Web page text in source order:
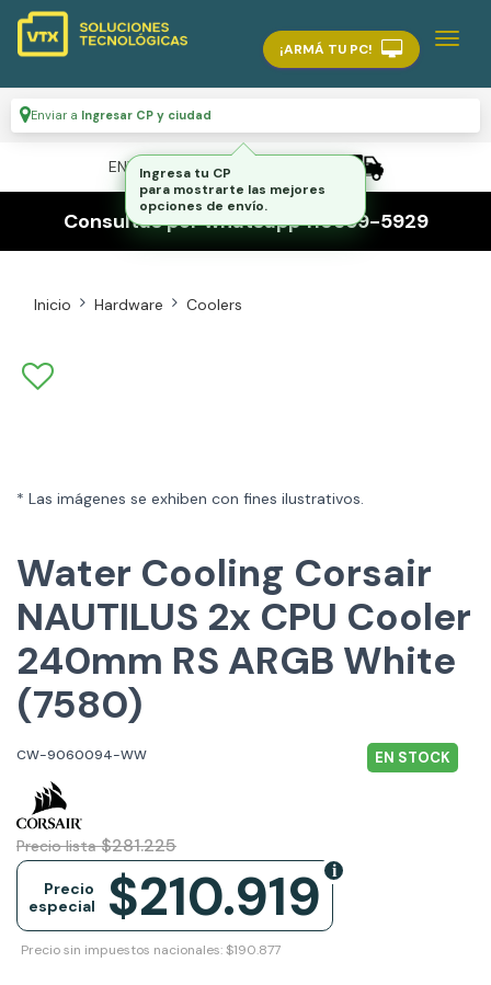
¡ARMÁ TU PC!
Enviar a Ingresar CP y ciudad
ENVÍO GRATIS A TODO EL PAÍS
Consultas por whatsapp 116559-5929
Inicio Hardware Coolers
* Las imágenes se exhiben con fines ilustrativos.
Water Cooling Corsair
NAUTILUS 2x CPU Cooler
240mm RS ARGB White
(7580)
CW-9060094-WW EN STOCK
Precio lista $281.225
$210.919
Precio
especial
Precio sin impuestos nacionales: $190.877
Ingresa tu CP
para mostrarte las mejores
opciones de envío.